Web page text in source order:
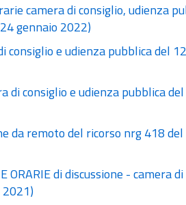
camera di consiglio, udienza
gennaio 2022)
e udienza pubblica del
di consiglio e udienza pubblica
da remoto del ricorso nrg 418
di discussione - camera